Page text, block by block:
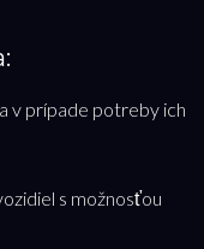
v prípade potreby ich
s možnosťou